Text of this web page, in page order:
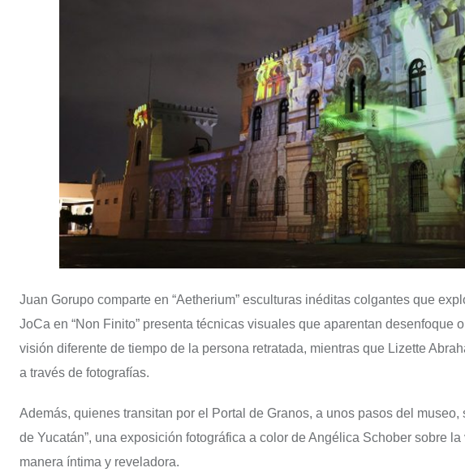
Juan Gorupo comparte en “Aetherium” esculturas inéditas colgantes que
JoCa en “Non Finito” presenta técnicas visuales que aparentan desenfoque
visión diferente de tiempo de la persona retratada, mientras que Lizette
a través de fotografías.
Además, quienes transitan por el Portal de Granos, a unos pasos del
de Yucatán”, una exposición fotográfica a color de Angélica Schober sobre
manera íntima y reveladora.